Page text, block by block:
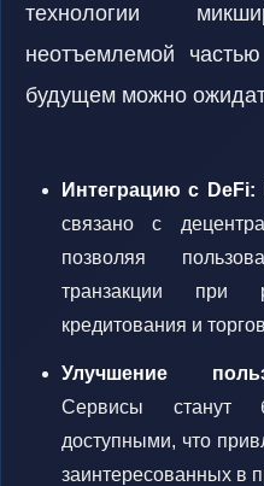
технологии
неотъемлемой
будущем можно
Интеграцию с DeFi:
связано с
позволяя
транзакции при
кредитования и
Улучшение
Сервисы станут
доступными, что
заинтересованных в